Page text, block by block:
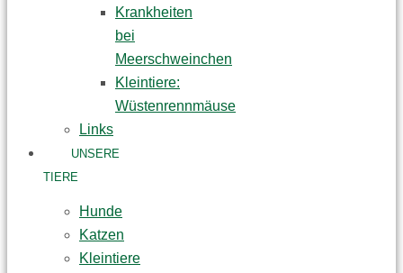
Krankheiten
bei
Meerschweinchen
Kleintiere:
Wüstenrennmäuse
Links
UNSERE
TIERE
Hunde
Katzen
Kleintiere